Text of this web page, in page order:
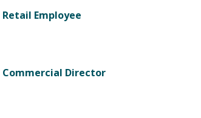
Retail Employee
Commercial Director